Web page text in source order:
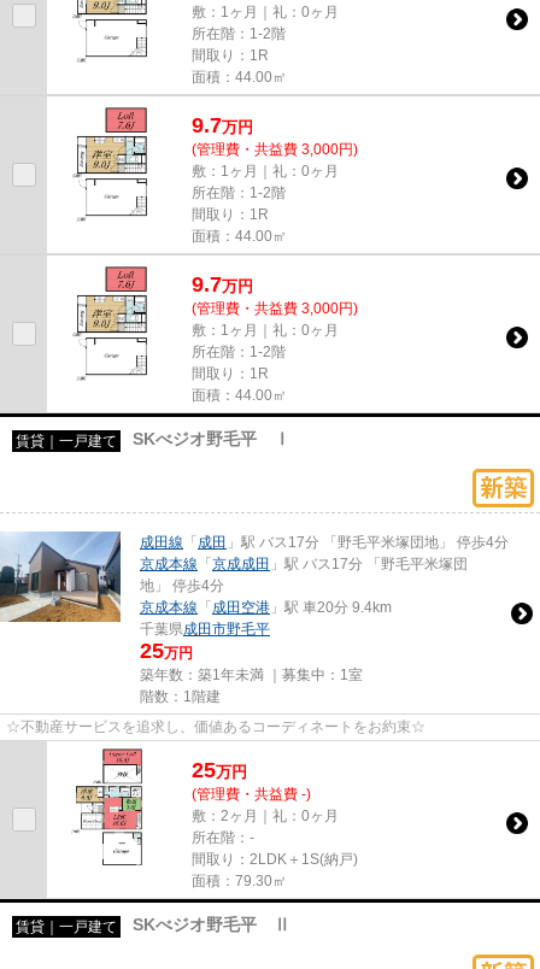
敷：1ヶ月｜礼：0ヶ月
所在階：1-2階
間取り：1R
面積：44.00㎡
9.7万円
(管理費・共益費 3,000円)
敷：1ヶ月｜礼：0ヶ月
所在階：1-2階
間取り：1R
面積：44.00㎡
9.7万円
(管理費・共益費 3,000円)
敷：1ヶ月｜礼：0ヶ月
所在階：1-2階
間取り：1R
面積：44.00㎡
賃貸｜一戸建て SKべジオ野毛平 Ⅰ
成田線 「成田 」駅 バス17分 「野毛平米塚団地」 停歩4分
京成本線 「京成成田 」駅 バス17分 「野毛平米塚団
地」 停歩4分
京成本線 「成田空港 」駅 車20分 9.4km
千葉県成田市野毛平
25万円
築年数：築1年未満 ｜募集中： 1室
階数：1階建
☆不動産サービスを追求し、価値あるコーディネートをお約束☆
25万円
(管理費・共益費 -)
敷：2ヶ月｜礼：0ヶ月
所在階：-
間取り：2LDK＋1S(納戸)
面積：79.30㎡
賃貸｜一戸建て SKべジオ野毛平 Ⅱ